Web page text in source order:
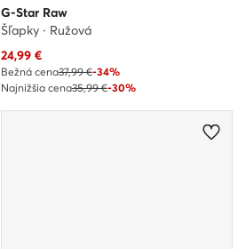
G-Star Raw
Šľapky · Ružová
Aktuálna cena
24,99€
Bežná cena37,99 €-34%
Najnižšia cena35,99 €-30%